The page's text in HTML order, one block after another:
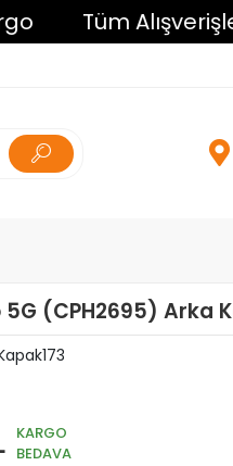
Tüm
(CPH2695) Arka
KARGO
BEDAVA